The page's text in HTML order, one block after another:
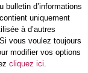
bulletin d’informations
uniquement
à d’autres
vous voulez toujours
modifier vos options
cliquez ici.